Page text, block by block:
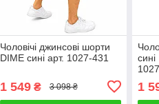
Чоловічі джинсові шорти
DIME сині арт. 1027-431
1 549₴ 3 098 ₴ 1